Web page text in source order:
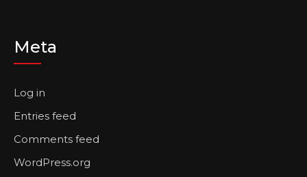
Meta
Log in
Entries feed
Comments feed
WordPress.org